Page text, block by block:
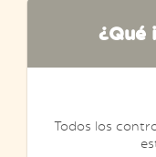
¿Qué
Todos los